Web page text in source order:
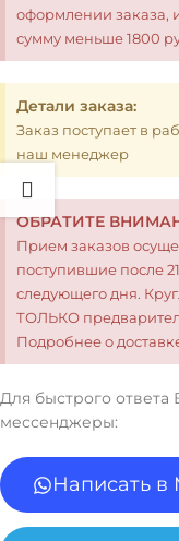
оформлении заказа,
сумму меньше 1800
Детали заказа:
Заказ поступает в
наш менеджер
ОБРАТИТЕ
Прием заказов
поступившие после
следующего дня.
ТОЛЬКО
Подробнее о
Для быстрого
мессенджеры:
Написать в